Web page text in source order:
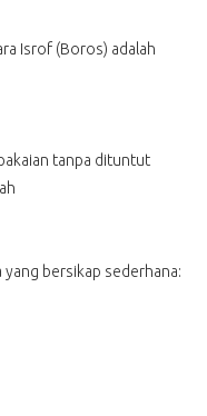
Isrof (Boros) adalah
tanpa dituntut
yang bersikap sederhana: